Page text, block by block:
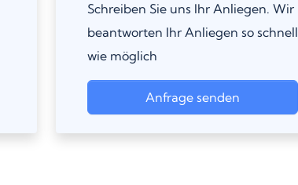
Schreiben Sie uns Ihr Anliegen. Wir
beantworten Ihr Anliegen so schnell
wie möglich
Anfrage senden